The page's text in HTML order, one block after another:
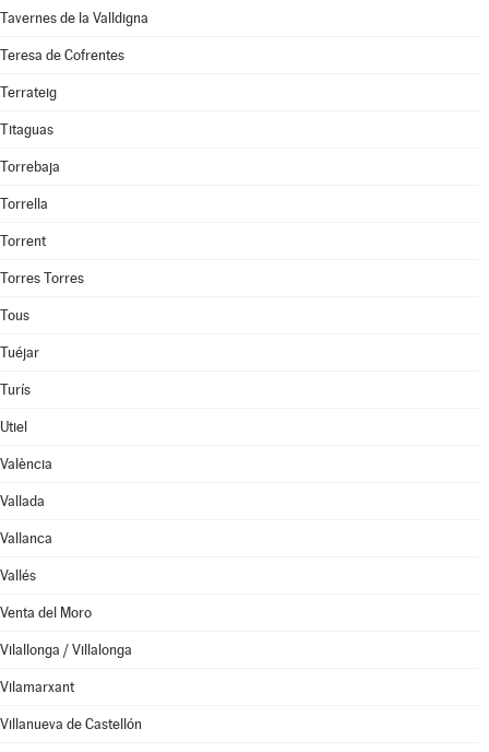
Tavernes de la Valldigna
Teresa de Cofrentes
Terrateig
Titaguas
Torrebaja
Torrella
Torrent
Torres Torres
Tous
Tuéjar
Turís
Utiel
València
Vallada
Vallanca
Vallés
Venta del Moro
Vilallonga / Villalonga
Vilamarxant
Villanueva de Castellón